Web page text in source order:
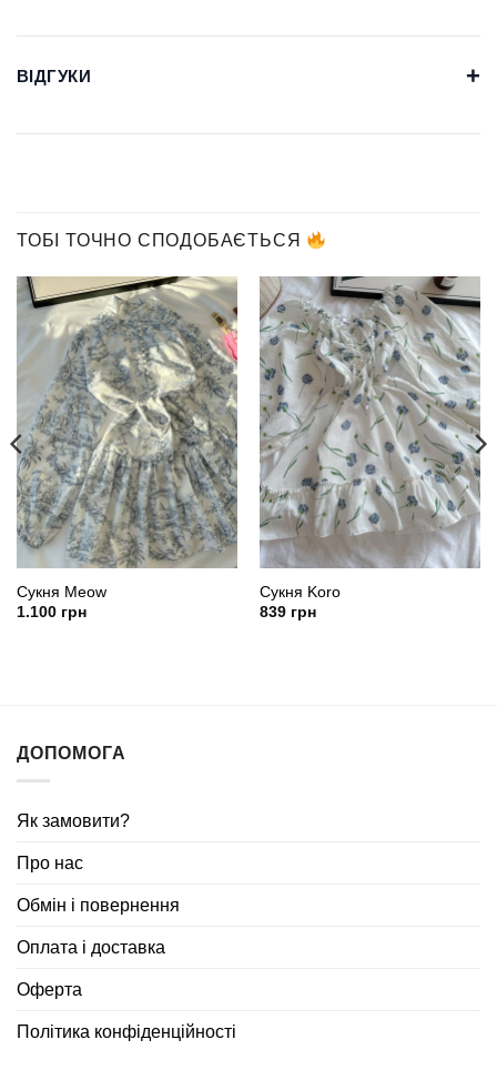
ВІДГУКИ +
ТОБІ ТОЧНО СПОДОБАЄТЬСЯ
Сукня Meow
1.100грн
Сукня Koro
839грн
ДОПОМОГА
Як замовити?
Про нас
Обмін і повернення
Оплата і доставка
Оферта
Політика конфіденційності